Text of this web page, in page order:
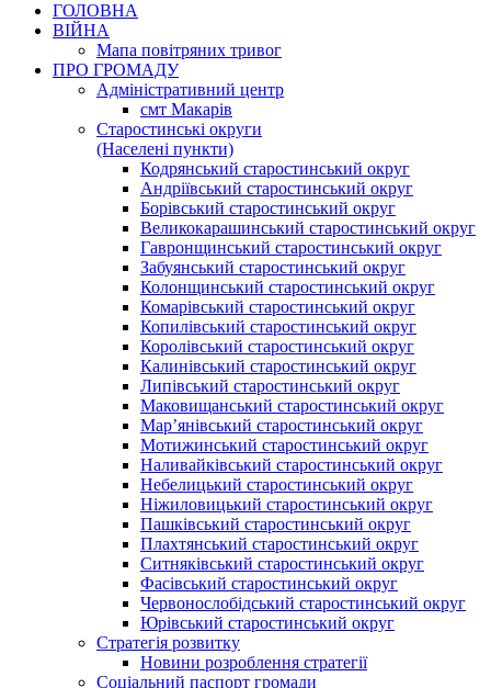
ГОЛОВНА
ВІЙНА
Мапа повітряних тривог
ПРО ГРОМАДУ
Aдміністративний центр
смт Макарів
Старостинські округи
(Населені пункти)
Кодрянський старостинський округ
Андріївський старостинський округ
Борівський старостинський округ
Великокарашинський старостинський округ
Гавронщинський старостинський округ
Забуянський старостинський округ
Колонщинський старостинський округ
Комарівський старостинський округ
Копилівський старостинський округ
Королівський старостинський округ
Калинівський старостинський округ
Липівський старостинський округ
Маковищанський старостинський округ
Мар’янівський старостинський округ
Мотижинський старостинський округ
Наливайківський старостинський округ
Небелицький старостинський округ
Ніжиловицький старостинський округ
Пашківський старостинський округ
Плахтянський старостинський округ
Ситняківський старостинський округ
Фасівський старостинський округ
Червонослобідський старостинський округ
Юрівський старостинський округ
Стратегія розвитку
Новини розроблення стратегії
Соціальний паспорт громади